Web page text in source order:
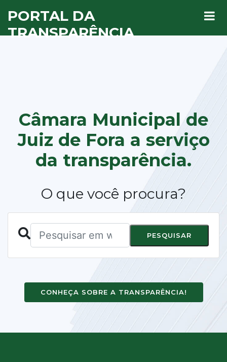
PORTAL DA
TRANSPARÊNCIA
Câmara Municipal de
Juiz de Fora a serviço
da transparência.
O que você procura?
PESQUISAR
CONHEÇA SOBRE A TRANSPARÊNCIA!